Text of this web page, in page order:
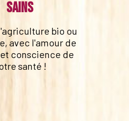
sains
bio ou
avec l'amour de
conscience de
santé !